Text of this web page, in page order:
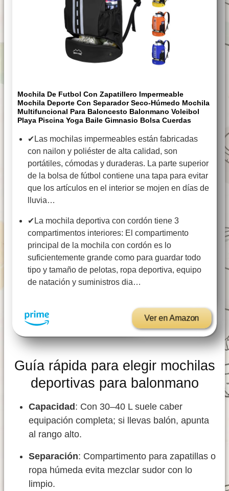
Mochila De Futbol Con Zapatillero Impermeable
Mochila Deporte Con Separador Seco-Húmedo Mochila
Multifuncional Para Baloncesto Balonmano Voleibol
Playa Piscina Yoga Baile Gimnasio Bolsa Cuerdas
✔Las mochilas impermeables están fabricadas
con nailon y poliéster de alta calidad, son
portátiles, cómodas y duraderas. La parte superior
de la bolsa de fútbol contiene una tapa para evitar
que los artículos en el interior se mojen en días de
lluvia…
✔La mochila deportiva con cordón tiene 3
compartimentos interiores: El compartimento
principal de la mochila con cordón es lo
suficientemente grande como para guardar todo
tipo y tamaño de pelotas, ropa deportiva, equipo
de natación y suministros dia…
Ver en Amazon
Guía rápida para elegir mochilas
deportivas para balonmano
Capacidad: Con 30–40 L suele caber
equipación completa; si llevas balón, apunta
al rango alto.
Separación: Compartimento para zapatillas o
ropa húmeda evita mezclar sudor con lo
limpio.